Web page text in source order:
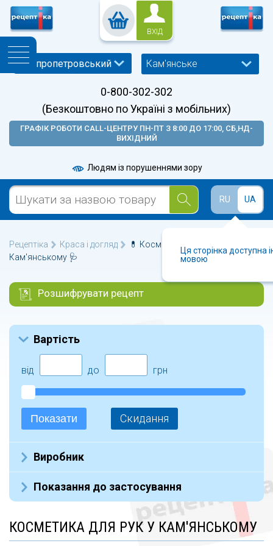
ВХІД
Кам'янське
0-800-302-302
(Безкоштовно по Україні з мобільних)
ГРАФІК РОБОТИ CALL-ЦЕНТРУ ПН-ПТ З 8:00 ДО 17:00, СБ,НД-
ВИХІДНИЙ
Людям із порушеннями зору
RU UA
Ця сторінка доступна
мовою
Рецептіка Краса і догляд
💊 Косметика для рук у
Кам'янському 🩺
Розшифрувати рецепт
Вартість
від до грн
Показати Скидання
Виробник
AHAVA (22)
N.A. (1)
ISEHAN (3)
Показання до застосування
для женщин (3)
КОСМЕТИКА ДЛЯ РУК У КАМ'ЯНСЬКОМУ